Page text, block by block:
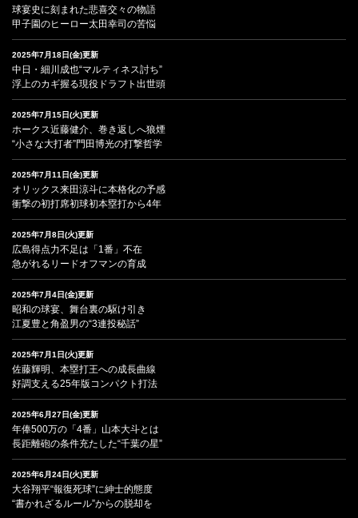
球宴史に刻まれた悲喜交々の物語
甲子園のヒーロー太田幸司の苦悩
2025年7月18日(金)更新
中日・細川成也“マルティネス討ち”
浮上のカギ握る現役ドラフト出世頭
2025年7月15日(火)更新
ホークス近藤健介、巻き返しへ狼煙
“小さな大打者”門田博光の打撃哲学
2025年7月11日(金)更新
オリックス来田涼斗に本格化の予感
衝撃の初打席初球初本塁打から4年
2025年7月8日(火)更新
広島得点力不足は「1番」不在
急がれるリードオフマンの育成
2025年7月4日(金)更新
昭和の球宴、舞台裏の駆け引き
江夏豊と角盈男の“3連投秘話”
2025年7月1日(火)更新
佐藤輝明、本塁打王への成長曲線
好調支える25年版コンパクト打法
2025年6月27日(金)更新
年俸500万の「4番」山本大斗とは
長距離砲の条件充たした“千葉の星”
2025年6月24日(火)更新
大谷翔平“報復死球”に紳士的態度
“書かれざるルール”からの脱却を